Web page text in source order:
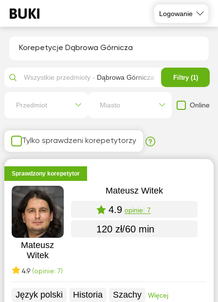
Logowanie
Korepetycje Dąbrowa Górnicza
Tylko sprawdzeni korepetytorzy
Sprawdzony korepetytor
Mateusz
Witek
4.9 (opinie: 7)
Mateusz Witek
4.9 opinie: 7
120 zł/60 min
Język polski Historia Szachy Więcej
Wszystkie przedmioty - Dąbrowa Górnicza Filtry (1)
Przedmiot Miasto Online